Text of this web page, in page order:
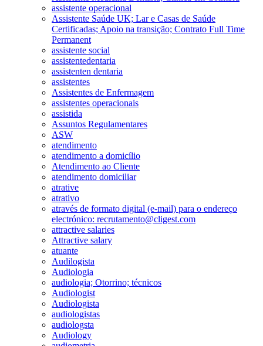
assistente operacional
Assistente Saúde UK; Lar e Casas de Saúde
Certificadas; Apoio na transição; Contrato Full Time
Permanent
assistente social
assistentedentaria
assistenten dentaria
assistentes
Assistentes de Enfermagem
assistentes operacionais
assistida
Assuntos Regulamentares
ASW
atendimento
atendimento a domicílio
Atendimento ao Cliente
atendimento domiciliar
atrative
atrativo
através de formato digital (e-mail) para o endereço
electrónico: recrutamento@cligest.com
attractive salaries
Attractive salary
atuante
Audilogista
Audiologia
audiologia; Otorrino; técnicos
Audiologist
Audiologista
audiologistas
audiologsta
Audiology